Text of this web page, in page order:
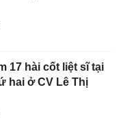
17 hài cốt liệt sĩ tại
hai ở CV Lê Thị